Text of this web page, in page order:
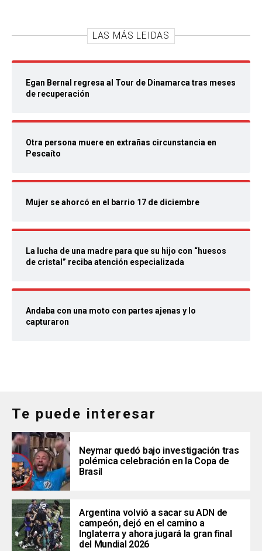
LAS MÁS LEIDAS
Egan Bernal regresa al Tour de Dinamarca tras meses
de recuperación
Otra persona muere en extrañas circunstancia en
Pescaíto
Mujer se ahorcó en el barrio 17 de diciembre
La lucha de una madre para que su hijo con “huesos
de cristal” reciba atención especializada
Andaba con una moto con partes ajenas y lo
capturaron
Te puede interesar
Neymar quedó bajo investigación tras
polémica celebración en la Copa de
Brasil
Argentina volvió a sacar su ADN de
campeón, dejó en el camino a
Inglaterra y ahora jugará la gran final
del Mundial 2026